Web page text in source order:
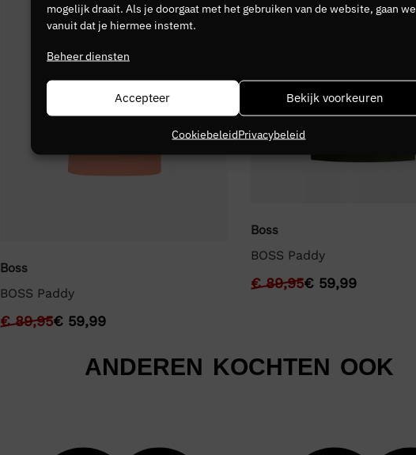
mogelijk draait. Als je doorgaat met het gebruiken van de website, gaan
vanuit dat je hiermee instemt.
Beheer diensten
Accepteer Bekijk voorkeuren
CookiebeleidPrivacybeleid
Boss
BOSS Paddy
€89,95€59,99
Boss
BOSS Paddy
€89,95€ 59,99
ANDEREN KOCHTEN OOK